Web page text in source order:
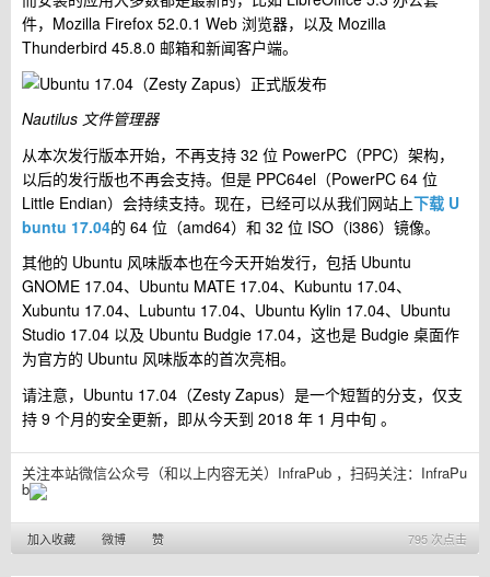
件，Mozilla Firefox 52.0.1 Web 浏览器，以及 Mozilla
Thunderbird 45.8.0 邮箱和新闻客户端。
Nautilus 文件管理器
从本次发行版本开始，不再支持 32 位 PowerPC（PPC）架构，
以后的发行版也不再会支持。但是 PPC64el（PowerPC 64 位
Little Endian）会持续支持。现在，已经可以从我们网站上下载 U
buntu 17.04的 64 位（amd64）和 32 位 ISO（i386）镜像。
其他的 Ubuntu 风味版本也在今天开始发行，包括 Ubuntu
GNOME 17.04、Ubuntu MATE 17.04、Kubuntu 17.04、
Xubuntu 17.04、Lubuntu 17.04、Ubuntu Kylin 17.04、Ubuntu
Studio 17.04 以及 Ubuntu Budgie 17.04，这也是 Budgie 桌面作
为官方的 Ubuntu 风味版本的首次亮相。
请注意，Ubuntu 17.04（Zesty Zapus）是一个短暂的分支，仅支
持 9 个月的安全更新，即从今天到 2018 年 1 月中旬 。
关注本站微信公众号（和以上内容无关）InfraPub ，扫码关注： InfraPu
b
795 次点击
加入收藏 微博 赞